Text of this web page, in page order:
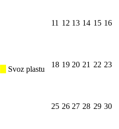
11 12 13 14 15 16
Svoz plastu
18 19 20 21 22 23
25 26 27 28 29 30